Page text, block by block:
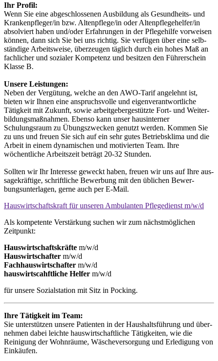
Ihr Profil:
Wenn Sie eine abgeschlossenen Ausbildung als Gesundheits- und
Kranken­pfleger/in bzw. Altenpflege/in oder Altenpflegehelfer/in
absolviert haben und/oder Erfahrungen in der Pflegehilfe vorweisen
können, dann sich Sie bei uns richtig. Sie verfügen über eine selb­
ständige Arbeitsweise, überzeugen täglich durch ein hohes Maß an
fachlicher und sozialer Kom­petenz und besitzen den Führer­schein
Klasse B.
Unsere Leistungen:
Neben der Vergütung, welche an den AWO-Tarif angelehnt ist,
bieten wir Ihnen eine anspruchsvolle und eigenverantwortliche
Tätigkeit mit Zukunft, sowie arbeitgeber­gestützte Fort- und Weiter­
bildungs­maßnahmen. Ebenso kann unser hausinterner
Schulungsraum zu Übungszwecken genutzt werden. Kommen Sie
zu uns und freuen Sie sich auf ein sehr gutes Betriebs­klima und die
Arbeit in einem dyna­mischen und motivierten Team. Ihre
wöchentliche Arbeitszeit beträgt 20-32 Stunden.
Sollten wir Ihr Interesse geweckt ha­ben, freuen wir uns auf Ihre aus­
sage­kräftige, schrift­liche Be­werbung mit den üblichen Bewer­
bungsunterlagen, gerne auch per E-Mail.
Hauswirtschaftskraft für unseren Ambulanten Pflegedienst m/w/d
Als kompetente Verstärkung suchen wir zum nächstmöglichen
Zeitpunkt:
Hauswirtschaftskräfte m/w/d
Hauswirtschafter m/w/d
Fachhauswirtschafter m/w/d
hauswirtscahftliche Helfer m/w/d
für unsere Sozialstation mit Sitz in Pocking.
Ihre Tätigkeit im Team:
Sie unterstützen unsere Patienten in der Haushaltsführung und über­
nehmen dabei leichte haus­wirt­schaft­liche Tätigkeiten, wie die
Reinigung der Wohnräume, Wäscheversorgung und Erledigung von
Einkäufen.